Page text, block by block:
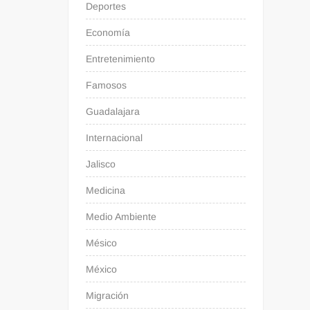
Deportes
Economía
Entretenimiento
Famosos
Guadalajara
Internacional
Jalisco
Medicina
Medio Ambiente
Mésico
México
Migración